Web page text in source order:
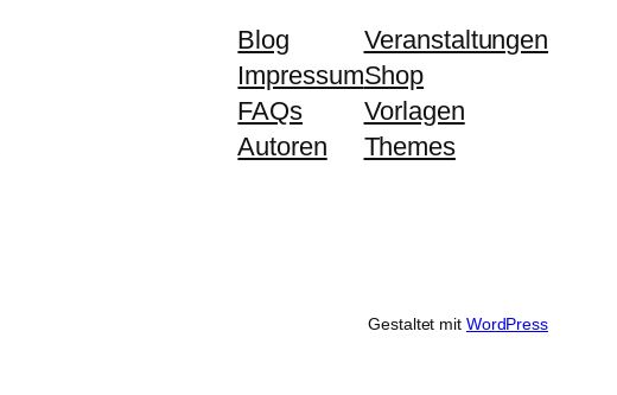
Blog
Impressum
FAQs
Autoren
Veranstaltungen
Shop
Vorlagen
Themes
Gestaltet mit WordPress